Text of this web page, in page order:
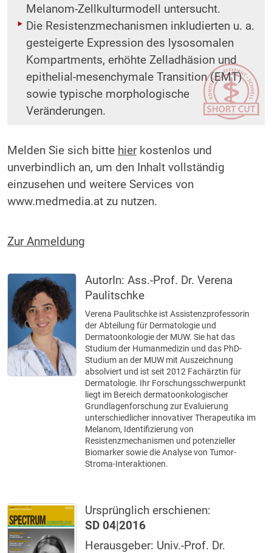
Melanom-Zellkulturmodell untersucht.
Die Resistenzmechanismen inkludierten u. a.
gesteigerte Expression des ­lysosomalen
Kompartments, erhöhte Zelladhäsion und
epithelial-mesenchymale Transition (EMT)
sowie typische morphologische
Veränderungen.
Melden Sie sich bitte hierkostenlos und
unverbindlich an, um den Inhalt vollständig
einzusehen und weitere Services von
www.medmedia.at zu nutzen.
Zur Anmeldung
AutorIn:Ass.-Prof. Dr. Verena
Paulitschke
Verena Paulitschke ist Assistenzprofessorin
der Abteilung für Dermatologie und
Dermatoonkologie der MUW. Sie hat das
Studium der Humanmedizin und das PhD-
Studium an der MUW mit Auszeichnung
absolviert und ist seit 2012 Fachärztin für
Dermatologie. Ihr Forschungsschwerpunkt
liegt im Bereich dermatoonkologischer
Grundlagenforschung zur Evaluierung
unterschiedlicher innovativer Therapeutika im
Melanom, Identifizierung von
Resistenzmechanismen und potenzieller
Biomarker sowie die Analyse von Tumor-
Stroma-Interaktionen.
Ursprünglich erschienen:
SD 04|2016
Herausgeber: Univ.-Prof. Dr.